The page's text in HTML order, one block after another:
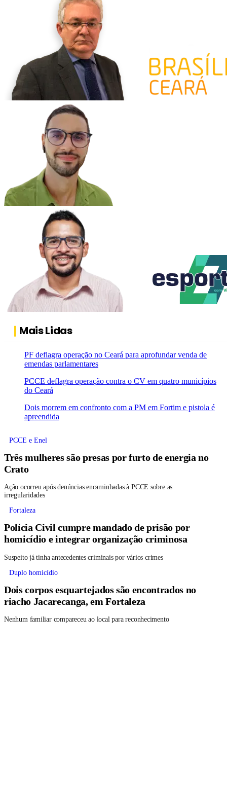
Mais Lidas
PF deflagra operação no Ceará para aprofundar venda de
emendas parlamentares
PCCE deflagra operação contra o CV em quatro municípios
do Ceará
Dois morrem em confronto com a PM em Fortim e pistola é
apreendida
PCCE e Enel
Três mulheres são presas por furto de energia no
Crato
Ação ocorreu após denúncias encaminhadas à PCCE sobre as
irregularidades
Fortaleza
Polícia Civil cumpre mandado de prisão por
homicídio e integrar organização criminosa
Suspeito já tinha antecedentes criminais por vários crimes
Duplo homicídio
Dois corpos esquartejados são encontrados no
riacho Jacarecanga, em Fortaleza
Nenhum familiar compareceu ao local para reconhecimento